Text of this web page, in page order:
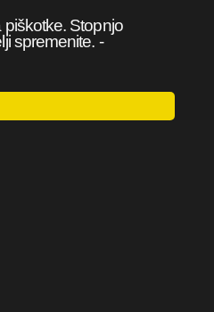
piškotke. Stopnjo
spremenite. -